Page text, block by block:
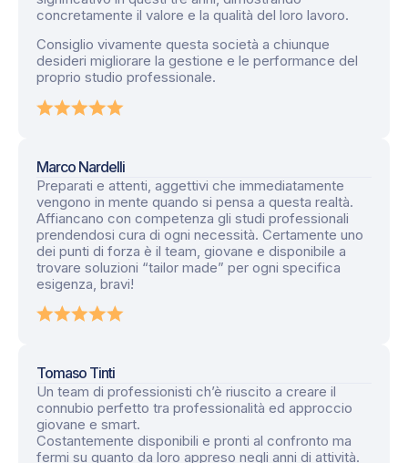
concretamente il valore e la qualità del loro lavoro.
Consiglio vivamente questa società a chiunque
desideri migliorare la gestione e le performance del
proprio studio professionale.
Marco Nardelli
Preparati e attenti, aggettivi che immediatamente
vengono in mente quando si pensa a questa realtà.
Affiancano con competenza gli studi professionali
prendendosi cura di ogni necessità. Certamente uno
dei punti di forza è il team, giovane e disponibile a
trovare soluzioni “tailor made” per ogni specifica
esigenza, bravi!
Tomaso Tinti
Un team di professionisti ch’è riuscito a creare il
connubio perfetto tra professionalità ed approccio
giovane e smart.
Costantemente disponibili e pronti al confronto ma
fermi su quanto da loro appreso negli anni di attività.